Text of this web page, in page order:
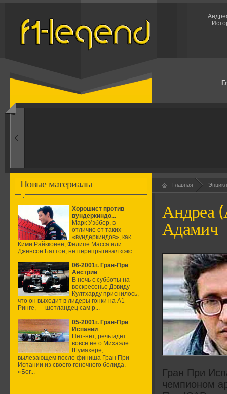
1960-ые
Новые материалы
Хорошист против
вундеркиндо...
Марк Уэббер, в
отличие от таких
«вундеркиндов», как
Кими Райкконен, Фелипе Масса или
Дженсон Баттон, не перепрыгивал «экс...
06-2001г. Гран-При
Австрии
В ночь с субботы на
воскресенье Дэвиду
Култхарду приснилось,
что он выходит в лидеры гонки на А1-
Ринге, — шотландец сам р...
05-2001г. Гран-При
Испании
Нет-нет, речь идет
вовсе не о Михаэле
Шумахере,
вылезающем после финиша Гран При
Испании из своего гоночного болида.
«Бог...
Главная
Андреа
Адамич
Гран При
чемпионом